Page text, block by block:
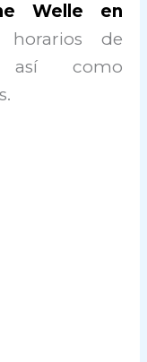
Welle en
horarios de
así como